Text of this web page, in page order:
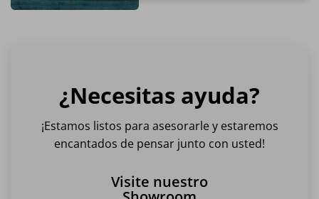
producto
Las
opciones
se
pueden
elegir
la
página
¿Necesitas ayuda?
¡Estamos listos para asesorarle y estaremos
encantados de pensar junto con usted!
Visite nuestro